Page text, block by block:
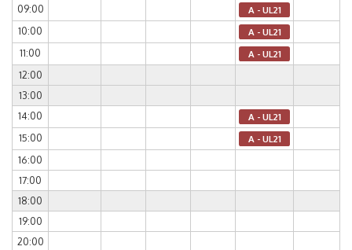
09:00 A - UL21
10:00 A - UL21
11:00 A - UL21
12:00
13:00
14:00
A - UL21
15:00 A - UL21
16:00
17:00
18:00
19:00
20:00